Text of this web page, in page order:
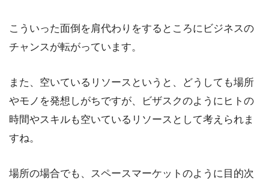
こういった面倒を肩代わりをするところにビジネスの
チャンスが転がっています。
また、空いているリソースというと、どうしても場所
やモノを発想しがちですが、ビザスクのようにヒトの
時間やスキルも空いているリソースとして考えられま
すね。
場所の場合でも、スペースマーケットのように目的次